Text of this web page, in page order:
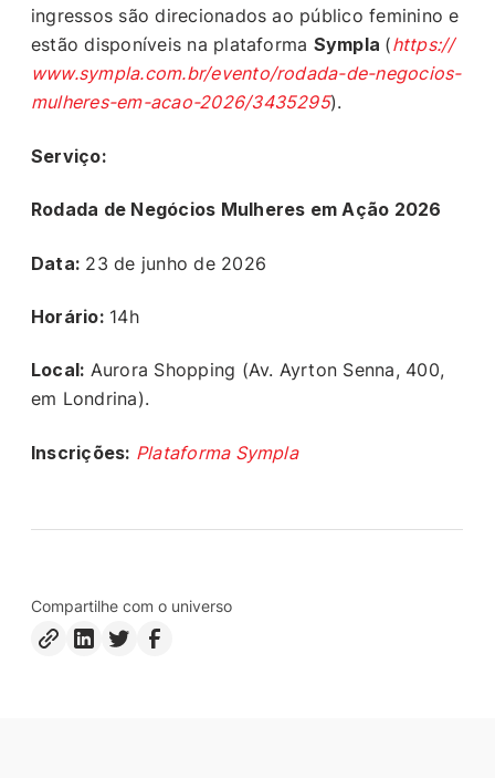
ingressos são direcionados ao público feminino e
estão disponíveis na plataforma Sympla (https://
www.sympla.com.br/evento/rodada-de-negocios-
mulheres-em-acao-2026/3435295).
Serviço:
Rodada de Negócios Mulheres em Ação 2026
Data: 23 de junho de 2026
Horário: 14h
Local: Aurora Shopping (Av. Ayrton Senna, 400,
em Londrina).
Inscrições: Plataforma Sympla
Compartilhe com o universo